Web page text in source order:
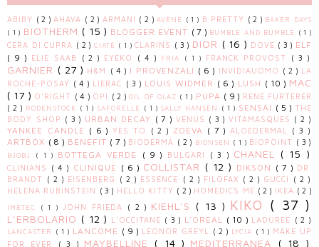
ABIBY ( 2 ) AHAVA ( 2 ) ARMANI ( 2 ) AVÈNE ( 1 ) B PRETTY ( 2 ) BAKER DAYS
( 1 ) BIOTHERM ( 15 ) BLOGGER EVENT ( 7 ) BUMBLE AND BUMBLE ( 1 )
CERA DI CUPRA ( 2 ) CIATÈ ( 1 )CLARINS ( 3 ) DIOR ( 16 ) DOVE ( 3 ) ELF
( 9 )
ELIE SAAB ( 2 ) EYEKO ( 4 ) FRIA ( 1 ) FRANCK PROVOST ( 3 )
GARNIER ( 27 ) H&M ( 4 ) I PROVENZALI ( 6 ) INVIDIAUOMO ( 2 ) LA
ROCHE-POSAY ( 4 ) LIERAC ( 3 ) LOUIS WIDMER ( 6 ) LUSH ( 10 ) MAC
( 17 ) O'RIGHT ( 4 ) OPI ( 2 )OIL OF OLAZ ( 1 ) PUPA ( 9 ) RENE FURTERER
( 2 ) RODENSTOCK ( 1 ) SAFORELLE ( 1 ) SALLY HANSEN ( 1 ) SENSAI ( 5 )THE
BODY SHOP ( 3 ) URBAN DECAY ( 7 ) VENUS ( 3 ) VITAMASQUES ( 2 )
YANKEE CANDLE ( 6 ) YES TO ( 2 ) ZOEVA ( 7 ) ALOEDERMAL ( 3 )
ARTBOX ( 8 ) BENEFIT ( 7 ) BIODERMA ( 2 ) BIONSEN ( 1 ) BIOPOINT ( 3 )
BJOBJ ( 1 ) BOTTEGA VERDE ( 9 ) BULGARI ( 3 ) CHANEL ( 15 )
CLINIANS ( 4 ) CLINIQUE ( 6 ) COLLISTAR ( 12 ) DIKSON ( 7 ) DR.
BRANDT ( 2 ) EISENBERG ( 2 ) ESSENCE ( 2 ) FILOFAX ( 2 ) GUCCI ( 2 )
HELENA RUBINSTEIN
( 3 ) HELLO KITTY ( 2 ) HOMEDICS ME ( 2 ) IKEA ( 2 )
IMETEC ( 1 ) JOHN FRIEDA ( 2 ) KIEHL'S ( 13 ) KIKO ( 37 )
L'ERBOLARIO ( 12 ) L'OCCITANE ( 3 ) L'OREAL ( 10 ) LADUREE ( 2 )
LANCASTER ( 1 ) LANCOME ( 9 ) LEONOR GREYL ( 2 ) LYCIA ( 1 ) MAKE UP
FOR EVER
( 3 ) MAYBELLINE ( 14 ) MEDITERRANEA ( 18 )